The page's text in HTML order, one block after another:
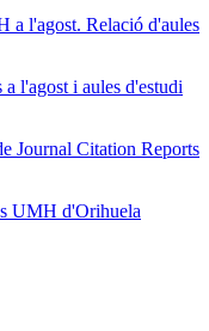
a l'agost. Relació d'aules
l'agost i aules d'estudi
Journal Citation Reports
UMH d'Orihuela